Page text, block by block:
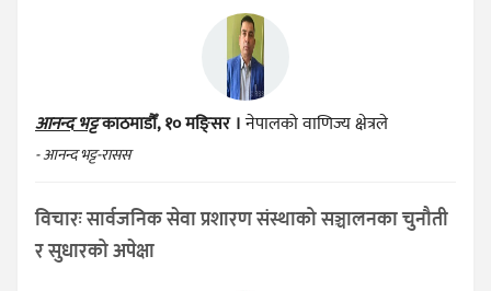
आनन्द भट्टकाठमाडौँ, १० मङ्सिर ।नेपालको वाणिज्य क्षेत्रले
- आनन्द भट्ट-रासस
विचारः सार्वजनिक सेवा प्रशारण संस्थाको सञ्चालनका चुनौती
र सुधारको अपेक्षा